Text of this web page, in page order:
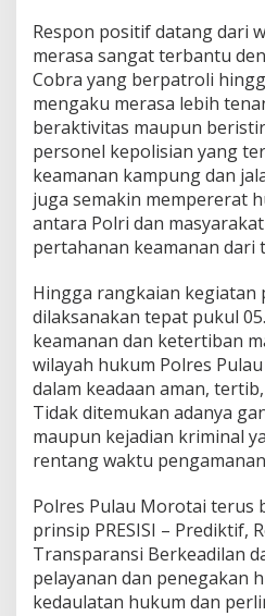
Respon positif datang dari
merasa sangat terbantu
Cobra yang berpatroli
mengaku merasa lebih
beraktivitas maupun
personel kepolisian yang
keamanan kampung dan
juga semakin mempererat
antara Polri dan
pertahanan keamanan dari
Hingga rangkaian kegiatan
dilaksanakan tepat pukul
keamanan dan ketertiban
wilayah hukum Polres
dalam keadaan aman,
Tidak ditemukan adanya
maupun kejadian kriminal
rentang waktu
Polres Pulau Morotai terus
prinsip PRESISI – Prediktif,
Transparansi Berkeadilan
pelayanan dan penegakan
kedaulatan hukum dan